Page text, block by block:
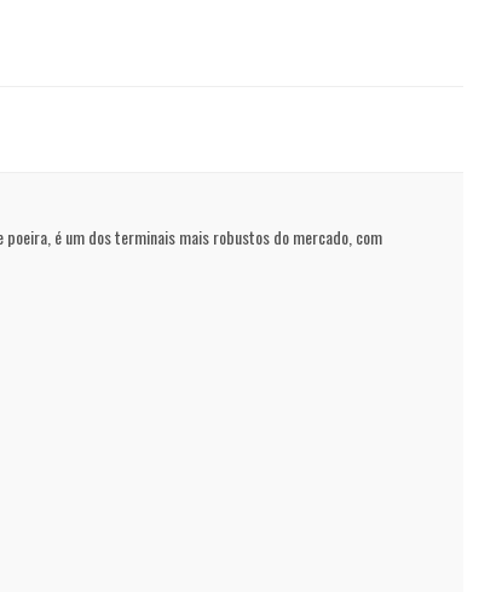
é um dos terminais mais robustos do mercado, com